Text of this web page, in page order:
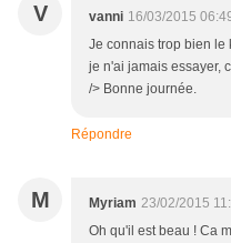
V vanni 16/03/2015
Je connais trop bien le
je n'ai jamais essayer,
/> Bonne journée.
Répondre
M Myriam 23/02/2015
Oh qu'il est beau ! Ca